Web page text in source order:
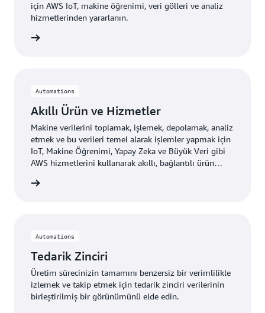
için AWS IoT, makine öğrenimi, veri gölleri ve analiz
hizmetlerinden yararlanın.
Automations
Akıllı Ürün ve Hizmetler
Makine verilerini toplamak, işlemek, depolamak, analiz
etmek ve bu verileri temel alarak işlemler yapmak için
IoT, Makine Öğrenimi, Yapay Zeka ve Büyük Veri gibi
AWS hizmetlerini kullanarak akıllı, bağlantılı ürün
Automations
Tedarik Zinciri
Üretim sürecinizin tamamını benzersiz bir verimlilikle
izlemek ve takip etmek için tedarik zinciri verilerinin
birleştirilmiş bir görünümünü elde edin.